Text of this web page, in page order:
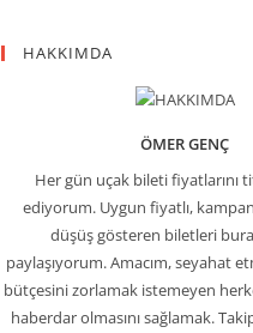
HAKKIMDA
ÖMER GENÇ
Her gün uçak bileti fiyatlarını
ediyorum. Uygun fiyatlı,
düşüş gösteren biletleri
paylaşıyorum. Amacım, seyahat
bütçesini zorlamak istemeyen
haberdar olmasını sağlamak.